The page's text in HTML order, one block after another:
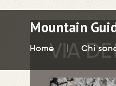
Mountain
Home Chi
VIA